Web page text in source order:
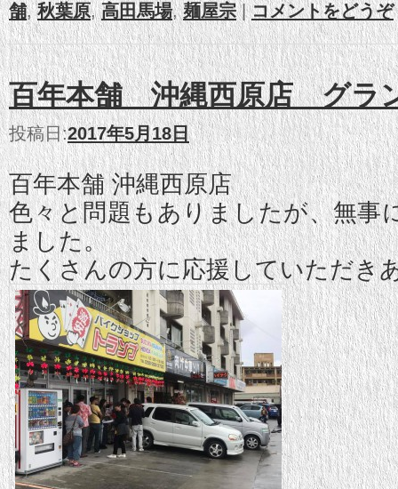
舗,秋葉原,高田馬場,麺屋宗 |コメントをどうぞ
百年本舗 沖縄西原店 グラ
投稿日:2017年5月18日
百年本舗 沖縄西原店
色々と問題もありましたが、無事
ました。
たくさんの方に応援していただき